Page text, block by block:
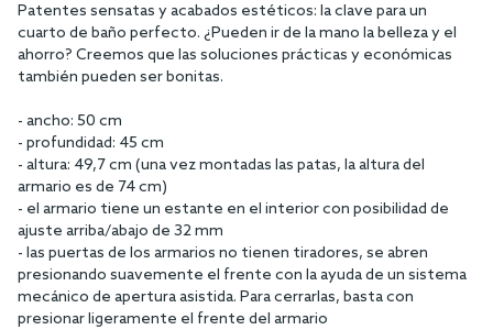
Patentes sensatas y acabados estéticos: la clave para un
cuarto de baño perfecto. ¿Pueden ir de la mano la belleza y el
ahorro? Creemos que las soluciones prácticas y económicas
también pueden ser bonitas.
- ancho: 50 cm
- profundidad: 45 cm
- altura: 49,7 cm (una vez montadas las patas, la altura del
armario es de 74 cm)
- el armario tiene un estante en el interior con posibilidad de
ajuste arriba/abajo de 32 mm
- las puertas de los armarios no tienen tiradores, se abren
presionando suavemente el frente con la ayuda de un sistema
mecánico de apertura asistida. Para cerrarlas, basta con
presionar ligeramente el frente del armario